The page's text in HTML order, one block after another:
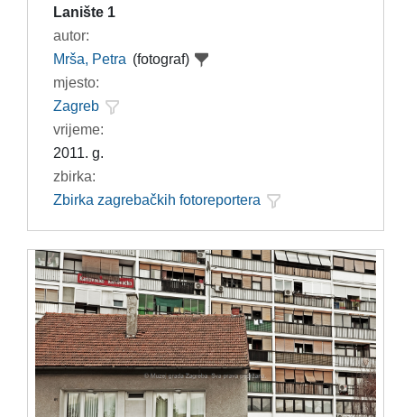
Lanište 1
autor:
Mrša, Petra (fotograf)
mjesto:
Zagreb
vrijeme:
2011. g.
zbirka:
Zbirka zagrebačkih fotoreportera